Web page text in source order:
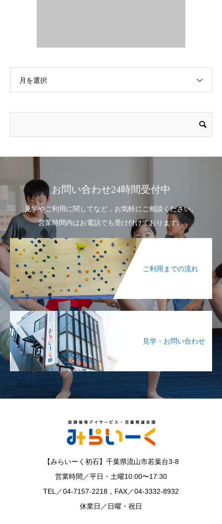
月を選択
お問い合わせ24時間受付中
見学やご利用に関してなど，お気軽にご相談ください。
営業時間内はお電話でも受け付けております。
ご利用までの流れ
見学・お問い合わせ
【みらいーく初石】千葉県流山市若葉台3-8
営業時間／平日・土曜10:00〜17:30
TEL／04-7157-2218，FAX／04-3332-8932
休業日／日曜・祝日